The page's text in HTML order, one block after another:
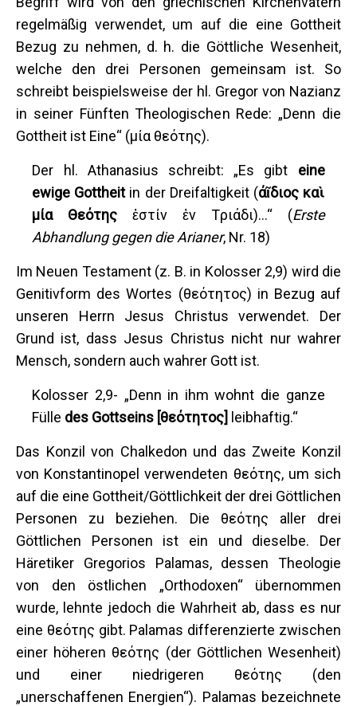
regelmäßig verwendet, um auf die eine Gottheit
Bezug zu nehmen, d. h. die Göttliche Wesenheit,
welche den drei Personen gemeinsam ist. So
schreibt beispielsweise der hl. Gregor von Nazianz
in seiner Fünften Theologischen Rede: „Denn die
Gottheit ist Eine“ (μία θεότης).
Der hl. Athanasius schreibt: „Es gibt eine
ewige Gottheitin der Dreifaltigkeit (άῖδιος καὶ
μία Θεότης ἐστίν ἐν Тριάδι)...“ (Erste
Abhandlung gegen die Arianer, Nr. 18)
Im Neuen Testament (z. B. in Kolosser 2,9) wird die
Genitivform des Wortes (θεότητος) in Bezug auf
unseren Herrn Jesus Christus verwendet. Der
Grund ist, dass Jesus Christus nicht nur wahrer
Mensch, sondern auch wahrer Gott ist.
Kolosser 2,9- „Denn in ihm wohnt die ganze
Fülle des Gottseins [θεότητος] leibhaftig.“
Das Konzil von Chalkedon und das Zweite Konzil
von Konstantinopel verwendeten θεότης, um sich
auf die eine Gottheit/Göttlichkeit der drei Göttlichen
Personen zu beziehen. Die θεότης aller drei
Göttlichen Personen ist ein und dieselbe. Der
Häretiker Gregorios Palamas, dessen Theologie
von den östlichen „Orthodoxen“ übernommen
wurde, lehnte jedoch die Wahrheit ab, dass es nur
eine θεότης gibt. Palamas differenzierte zwischen
einer höheren θεότης (der Göttlichen Wesenheit)
und einer niedrigeren θεότης (den
„unerschaffenen Energien“). Palamas bezeichnete